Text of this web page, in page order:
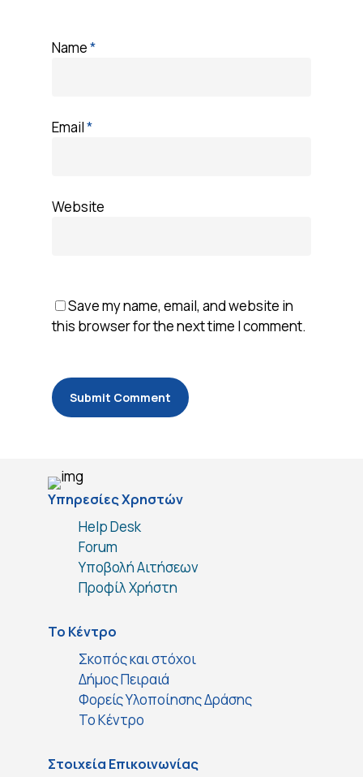
Name*
Email*
Website
Save my name, email, and website in
this browser for the next time I comment.
Υπηρεσίες Χρηστών
Help Desk
Forum
Υποβολή Αιτήσεων
Προφίλ Χρήστη
Το Κέντρο
Σκοπός και στόχοι
Δήμος Πειραιά
Φορείς Υλοποίησης Δράσης
Το Κέντρο
Στοιχεία Επικοινωνίας